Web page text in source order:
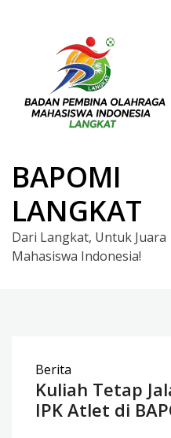
BAPOMI
LANGKAT
Dari Langkat, Untuk Juara
Mahasiswa Indonesia!
Berita
Kuliah Tetap
IPK Atlet di